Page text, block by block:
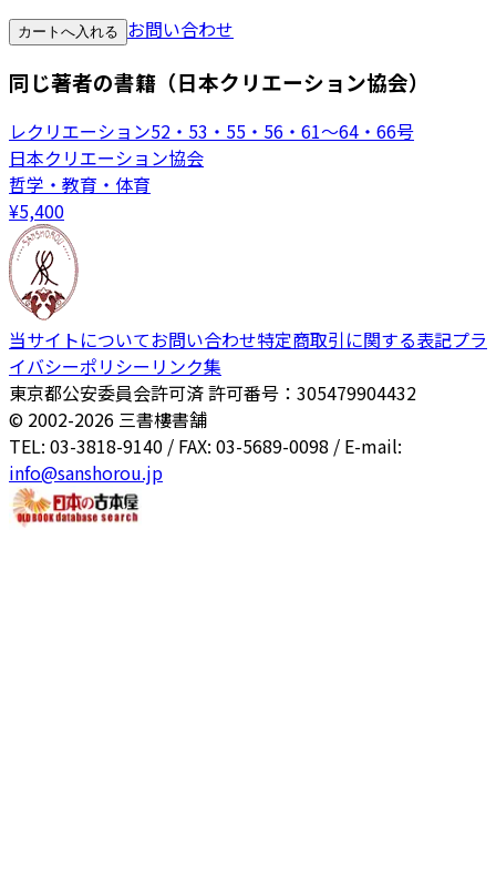
カートへ入れる お問い合わせ
同じ著者の書籍（日本クリエーション協会）
レクリエーション52・53・55・56・61～64・66号
日本クリエーション協会
哲学・教育・体育
¥5,400
当サイトについてお問い合わせ特定商取引に関する表記プラ
イバシーポリシー リンク集
東京都公安委員会許可済 許可番号：305479904432
© 2002-2026 三書樓書舗
TEL: 03-3818-9140 / FAX: 03-5689-0098 / E-mail:
info@sanshorou.jp